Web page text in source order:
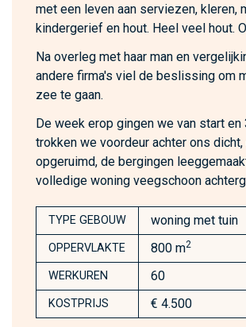
met een leven aan serviezen, kleren,
kindergerief en hout. Heel veel hout.
Na overleg met haar man en
andere firma's viel de beslissing om
zee te gaan.
De week erop gingen we van start en
trokken we voordeur achter ons dicht,
opgeruimd, de bergingen
volledige woning veegschoon
TYPE GEBOUW woning met tuin
OPPERVLAKTE 800 m2
WERKUREN 60
KOSTPRIJS € 4.500